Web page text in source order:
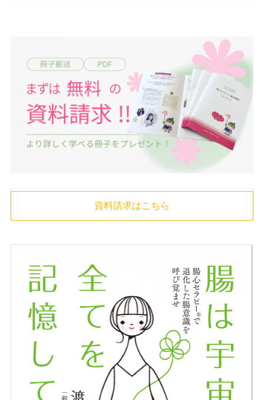
資料請求はこちら